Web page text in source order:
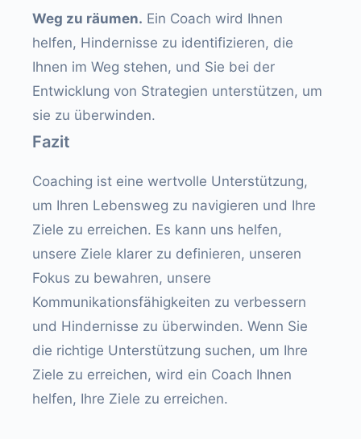
Weg zu räumen. Ein Coach wird Ihnen
helfen, Hindernisse zu identifizieren, die
Ihnen im Weg stehen, und Sie bei der
Entwicklung von Strategien unterstützen, um
sie zu überwinden.
Fazit
Coaching ist eine wertvolle Unterstützung,
um Ihren Lebensweg zu navigieren und Ihre
Ziele zu erreichen. Es kann uns helfen,
unsere Ziele klarer zu definieren, unseren
Fokus zu bewahren, unsere
Kommunikationsfähigkeiten zu verbessern
und Hindernisse zu überwinden. Wenn Sie
die richtige Unterstützung suchen, um Ihre
Ziele zu erreichen, wird ein Coach Ihnen
helfen, Ihre Ziele zu erreichen.